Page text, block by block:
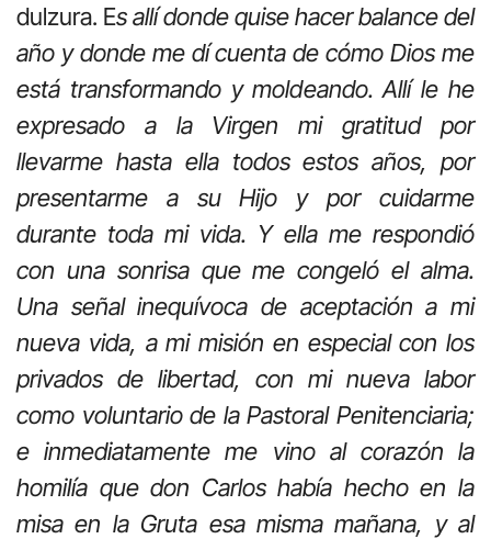
dulzura. Es allí donde quise hacer balance del
año y donde me dí cuenta de cómo Dios me
está transformando y moldeando. Allí le he
expresado a la Virgen mi gratitud por
llevarme hasta ella todos estos años, por
presentarme a su Hijo y por cuidarme
durante toda mi vida. Y ella me respondió
con una sonrisa que me congeló el alma.
Una señal inequívoca de aceptación a mi
nueva vida, a mi misión en especial con los
privados de libertad, con mi nueva labor
como voluntario de la Pastoral Penitenciaria;
e inmediatamente me vino al corazón la
homilía que don Carlos había hecho en la
misa en la Gruta esa misma mañana, y al